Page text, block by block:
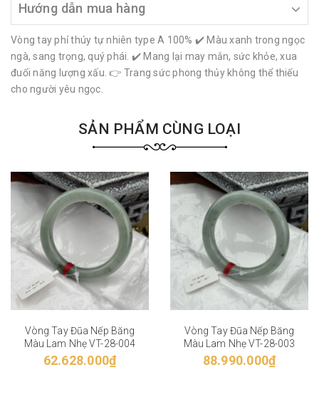
Hướng dẫn mua hàng
Vòng tay phỉ thúy tự nhiên type A 100% ✔️ Màu xanh trong ngọc
ngà, sang trọng, quý phái. ✔️ Mang lại may mắn, sức khỏe, xua
đuổi năng lượng xấu. 👉 Trang sức phong thủy không thể thiếu
cho người yêu ngọc.
SẢN PHẨM CÙNG LOẠI
Vòng Tay Đũa Nếp Băng
Màu Lam Nhẹ VT-28-004
62.628.000₫
Vòng Tay Đũa Nếp Băng
Màu Lam Nhẹ VT-28-003
88.990.000₫